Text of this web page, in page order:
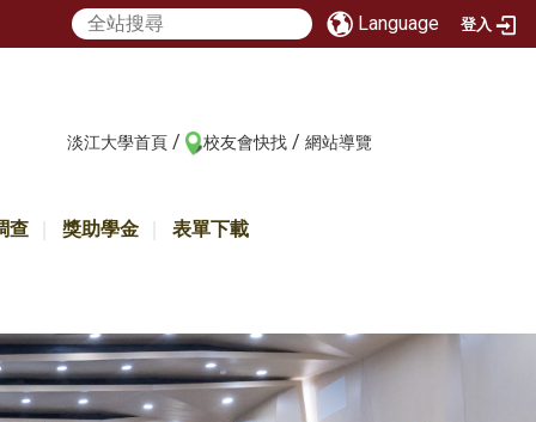
Language 登入
淡江大學首頁 / 校友會快找 / 網站導覽
查 獎助學金 表單下載